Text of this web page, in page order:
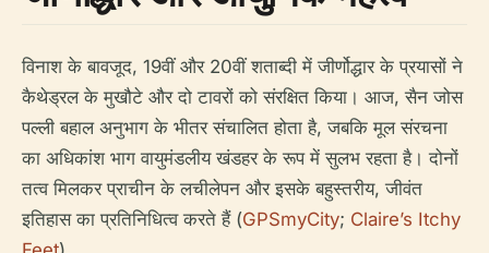
विनाश के बावजूद, 19वीं और 20वीं शताब्दी में जीर्णोद्धार के प्रयासों ने
कैथेड्रल के मुखौटे और दो टावरों को संरक्षित किया। आज, सैन जोस
पल्ली बहाल अनुभाग के भीतर संचालित होता है, जबकि मूल संरचना
का अधिकांश भाग वायुमंडलीय खंडहर के रूप में सुलभ रहता है। दोनों
तत्व मिलकर प्राचीन के लचीलेपन और इसके बहुस्तरीय, जीवंत
इतिहास का प्रतिनिधित्व करते हैं (GPSmyCity; Claire’s Itchy